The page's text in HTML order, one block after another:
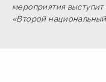
мероприятия
«Второй